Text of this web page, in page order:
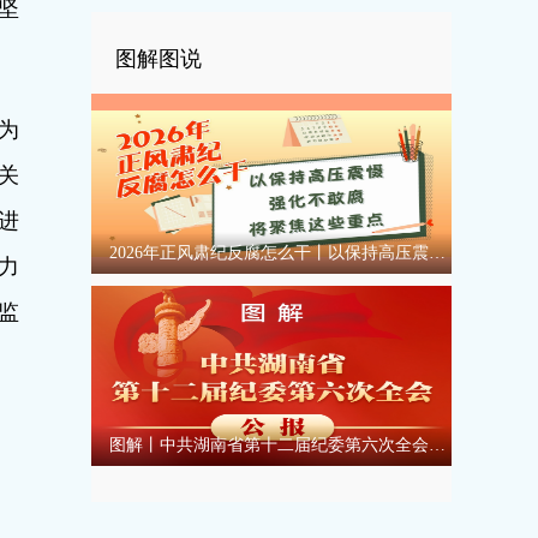
图解图说
2026年正风肃纪反腐怎么干丨以保持高压震慑强化不敢腐将聚焦这些重点
图解丨中共湖南省第十二届纪委第六次全会公报